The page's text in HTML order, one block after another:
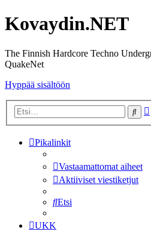
Kovaydin.NET
The Finnish Hardcore Techno
QuakeNet
Hyppää sisältöön
Etsi
Pikalinkit
Vastaamattomat aiheet
Aktiiviset viestiketjut
Etsi
UKK